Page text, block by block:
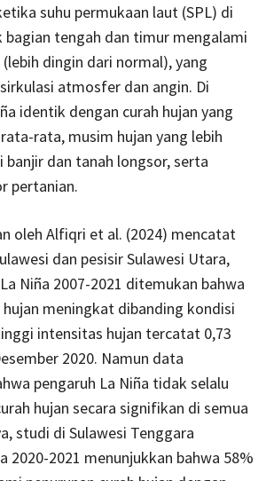
suhu permukaan laut (SPL) di
bagian tengah dan timur mengalami
dingin dari normal), yang
atmosfer dan angin. Di
identik dengan curah hujan yang
rata, musim hujan yang lebih
banjir dan tanah longsor, serta
pertanian.
oleh Alfiqri et al. (2024) mencatat
dan pesisir Sulawesi Utara,
Niña 2007-2021 ditemukan bahwa
meningkat dibanding kondisi
intensitas hujan tercatat 0,73
2020. Namun data
pengaruh La Niña tidak selalu
hujan secara signifikan di semua
studi di Sulawesi Tenggara
2020-2021 menunjukkan bahwa 58%